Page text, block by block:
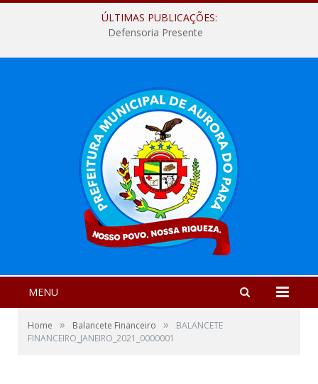
ÚLTIMAS PUBLICAÇÕES:
Defensoria Presente
MENU
Home » Balancete Financeiro »
BALANCETE
FINANCEIRO_JANEIRO_2021_0000001